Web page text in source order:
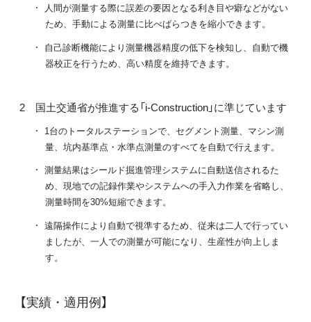
人間が測量する際に誤差の要因となる利き目や癖などがない
ため、手動による測量に比べばらつきを縮小できます。
自己診断機能により測量機器精度の低下を検知し、自動で機
器校正を行うため、高い精度を維持できます。
国土交通省が推進する「i-Construction」に準じています
1台のトータルステーションで、セグメント測量、マシン測
量、坑内基準点・水準点測量のすべてを自動で行えます。
測量結果はシールド掘進管理システムに自動送信されるた
め、現地での記録作業やシステムへの手入力作業を省略し、
測量時間を30%短縮できます。
遠隔操作により自動で視準するため、従来は二人で行ってい
ましたが、一人での測量が可能になり、生産性が向上しま
す。
【実績・適用例】